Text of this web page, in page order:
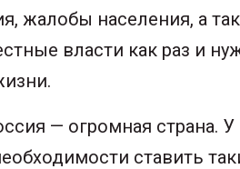
жалобы населения, а
власти как раз и
— огромная страна.
ставить